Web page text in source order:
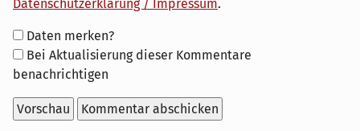
Datenschutzerklärung / Impressum.
Formular-
Optionen
Daten merken?
Bei Aktualisierung dieser Kommentare
benachrichtigen